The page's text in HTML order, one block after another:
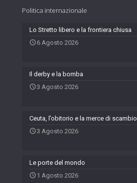
Politica internazionale
Lo Stretto libero e la frontiera chiusa
6 Agosto 2026
Il derby e la bomba
3 Agosto 2026
Ceuta, l’obitorio e la merce di scambio
3 Agosto 2026
Le porte del mondo
1 Agosto 2026